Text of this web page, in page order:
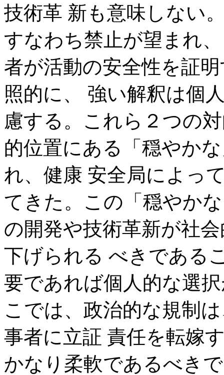
技術革 新も意味しない
すなわち禁止が望まれ
者が活動の安全性を証
照的に、 強い解釈は個
慮する。これら２つの
的位置にある「穏やか
れ、健康 安全局によっ
てきた。この「穏やか
の開発や技術革新が社
下げられる べきである
要であれば個人的な選
こでは、政治的な規制
事者に立証 責任を転嫁
かなり柔軟であるべき